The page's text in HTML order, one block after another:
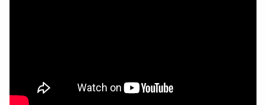
Colaboradores